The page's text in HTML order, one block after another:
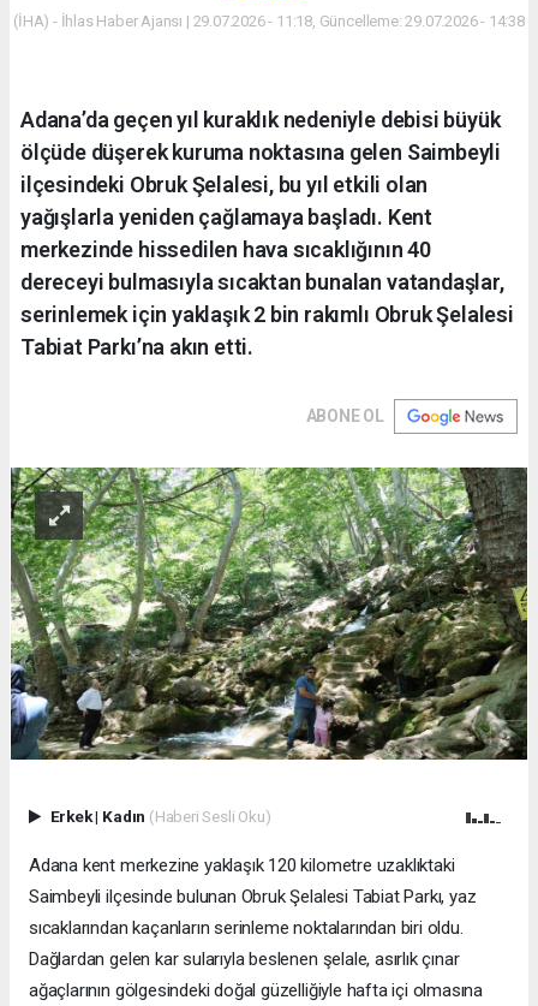
(İHA) - İhlas Haber Ajansı | 29.07.2026 - 11:18, Güncelleme: 29.07.2026 - 14:38
Adana’da geçen yıl kuraklık nedeniyle debisi büyük
ölçüde düşerek kuruma noktasına gelen Saimbeyli
ilçesindeki Obruk Şelalesi, bu yıl etkili olan
yağışlarla yeniden çağlamaya başladı. Kent
merkezinde hissedilen hava sıcaklığının 40
dereceyi bulmasıyla sıcaktan bunalan vatandaşlar,
serinlemek için yaklaşık 2 bin rakımlı Obruk Şelalesi
Tabiat Parkı’na akın etti.
ABONE OL
Erkek| Kadın (Haberi Sesli Oku)
Adana kent merkezine yaklaşık 120 kilometre uzaklıktaki
Saimbeyli ilçesinde bulunan Obruk Şelalesi Tabiat Parkı, yaz
sıcaklarından kaçanların serinleme noktalarından biri oldu.
Dağlardan gelen kar sularıyla beslenen şelale, asırlık çınar
ağaçlarının gölgesindeki doğal güzelliğiyle hafta içi olmasına